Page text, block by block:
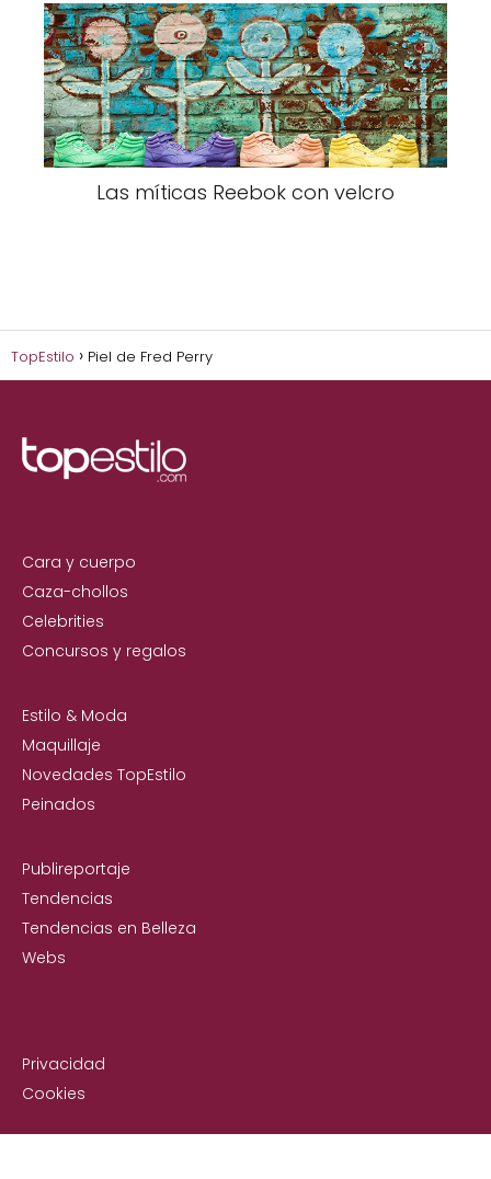
Las míticas Reebok con velcro
TopEstilo Piel de Fred Perry
Cara y cuerpo
Caza-chollos
Celebrities
Concursos y regalos
Estilo & Moda
Maquillaje
Novedades TopEstilo
Peinados
Publireportaje
Tendencias
Tendencias en Belleza
Webs
Privacidad
Cookies